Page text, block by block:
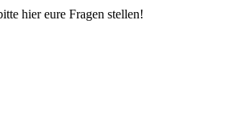
hier eure Fragen stellen!